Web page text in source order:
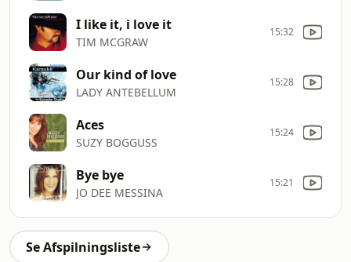
I like it, i love it
TIM MCGRAW
15:32
Our kind of love
LADY ANTEBELLUM
15:28
Aces
SUZY BOGGUSS
15:24
Bye bye
JO DEE MESSINA
15:21
Se Afspilningsliste